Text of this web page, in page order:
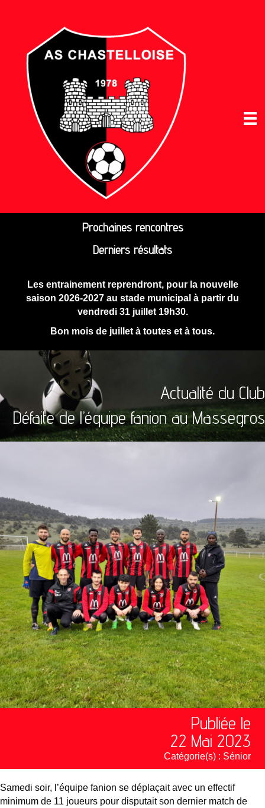
Prochaines rencontres
Derniers résultats
Les entrainement reprendront, pour la nouvelle
saison 2026-2027 au stade municipal à partir du
vendredi 31 juillet 19h30.
Bon mois de juillet à toutes et à tous.
Actualité du Club
Défaite de l’équipe fanion au Massegros
Publiée le
22 Mai 2023
Catégorie(s) : Sénior
Samedi soir, l’équipe fanion se déplaçait avec un effectif
minimum de 11 joueurs pour disputait son dernier match de